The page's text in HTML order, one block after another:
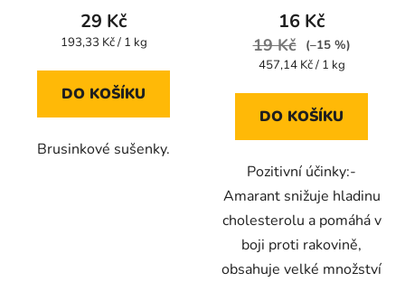
produktu
je
z
29 Kč
Měrná
193,33 Kč / 1 kg
DO KOŠÍKU
Brusinkové sušenky.
produktu
je
5,0
5
16 Kč
19 Kč
(–15 %)
Měrná
457,14 Kč / 1 kg
DO KOŠÍKU
Pozitivní účinky:-
Amarant snižuje hladinu
cholesterolu a pomáhá v
boji proti rakovině,
obsahuje velké množství